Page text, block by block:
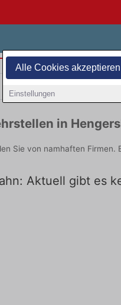
Alle Cookies akzeptieren
Einstellungen
in
Sie von namhaften
Aktuell gibt es